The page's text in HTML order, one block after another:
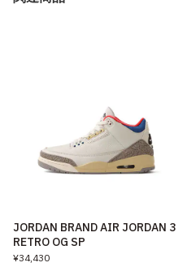
JORDAN BRAND AIR JORDAN 3
RETRO OG SP
¥34,430